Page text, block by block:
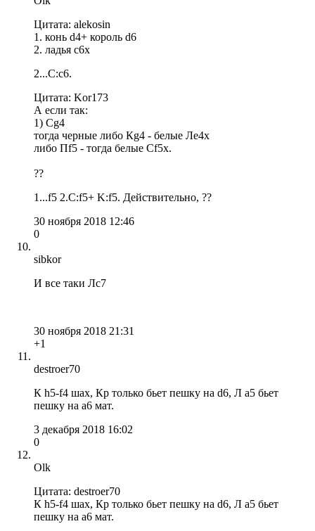
Цитата: alekosin
1. конь d4+ король d6
2. ладья c6х
2...С:c6.
Цитата: Kor173
А если так:
1) Сg4
тогда черные либо Кg4 - белые Лe4x
либо Пf5 - тогда белые Сf5x.
??
1...f5 2.C:f5+ K:f5. Действительно, ??
30 ноября 2018 12:46
0
sibkor
И все таки Лс7
30 ноября 2018 21:31
+1
destroer70
К h5-f4 шах, Кр только бьет пешку на d6, Л а5 бьет
пешку на а6 мат.
3 декабря 2018 16:02
0
Olk
Цитата: destroer70
К h5-f4 шах, Кр только бьет пешку на d6, Л а5 бьет
пешку на а6 мат.